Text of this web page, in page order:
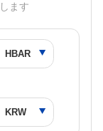
ます